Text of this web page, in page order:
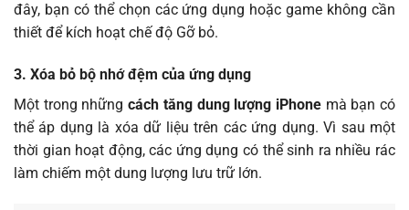
đây, bạn có thể chọn các ứng dụng hoặc game không cần
thiết để kích hoạt chế độ Gỡ bỏ.
3. Xóa bỏ bộ nhớ đệm của ứng dụng
Một trong nhữngcách tăng dung lượng iPhonemà bạn có
thể áp dụng là xóa dữ liệu trên các ứng dụng. Vì sau một
thời gian hoạt động, các ứng dụng có thể sinh ra nhiều rác
làm chiếm một dung lượng lưu trữ lớn.